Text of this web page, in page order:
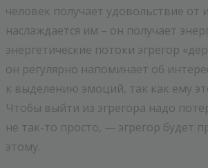
человек получает удовольствие от
наслаждается им – он получает
энергетические потоки эгрегор
он регулярно напоминает об
к выделению эмоций, так как ему
Чтобы выйти из эгрегора надо
не так-то просто, — эгрегор будет
этому.